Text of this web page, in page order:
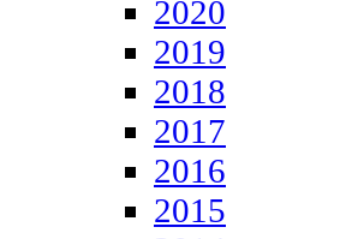
2020
2019
2018
2017
2016
2015